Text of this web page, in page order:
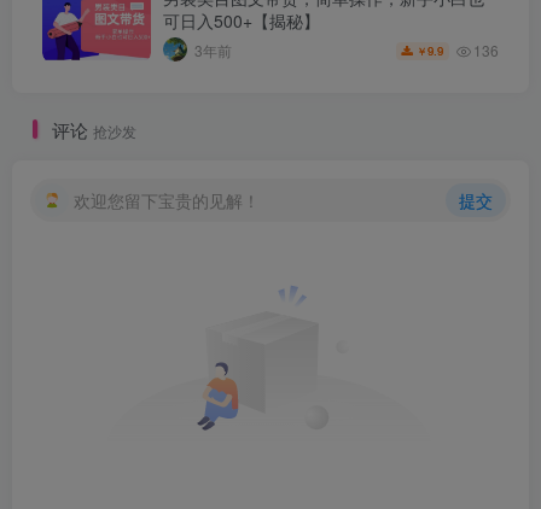
可日入500+【揭秘】
3年前 ￥9.9 136
评论 抢沙发
欢迎您留下宝贵的见解！ 提交